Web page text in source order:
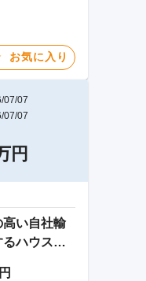
お気に入り
07/07
07/07
円
高い自社輸
ハウスメ